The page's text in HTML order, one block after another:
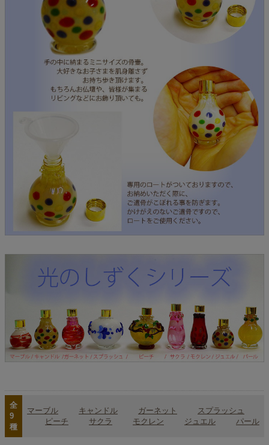
全
9
種
マーブル キャンドル ガーネット
スプラッシュ
ピーチ
サクラ モクレン ジュエル パール